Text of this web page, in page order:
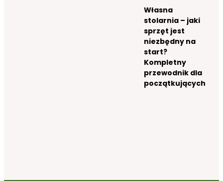
Własna
stolarnia – jaki
sprzęt jest
niezbędny na
start?
Kompletny
przewodnik dla
początkujących